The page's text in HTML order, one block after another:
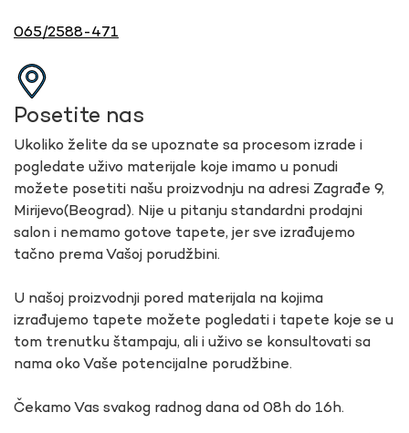
065/2588-471
Posetite nas
Ukoliko želite da se upoznate sa procesom izrade i
pogledate uživo materijale koje imamo u ponudi
možete posetiti našu proizvodnju na adresi Zagrađe 9,
Mirijevo(Beograd). Nije u pitanju standardni prodajni
salon i nemamo gotove tapete, jer sve izrađujemo
tačno prema Vašoj porudžbini.
U našoj proizvodnji pored materijala na kojima
izrađujemo tapete možete pogledati i tapete koje se u
tom trenutku štampaju, ali i uživo se konsultovati sa
nama oko Vaše potencijalne porudžbine.
Čekamo Vas svakog radnog dana od 08h do 16h.